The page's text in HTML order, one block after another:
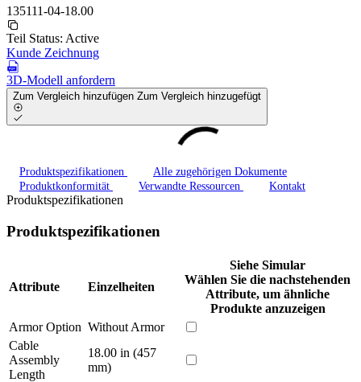
135111-04-18.00
Teil Status: Active
Kunde Zeichnung
3D-Modell anfordern
Zum Vergleich hinzufügen Zum Vergleich hinzugefügt
Produktspezifikationen
Alle zugehörigen Dokumente
Produktkonformität
Verwandte Ressourcen Kontakt
Produktspezifikationen
Produktspezifikationen
Attribute Einzelheiten
Siehe Simular
Wählen Sie die nachstehenden
Attribute, um ähnliche
Produkte anzuzeigen
Armor Option Without Armor
Cable
Assembly
Length
18.00 in (457
mm)